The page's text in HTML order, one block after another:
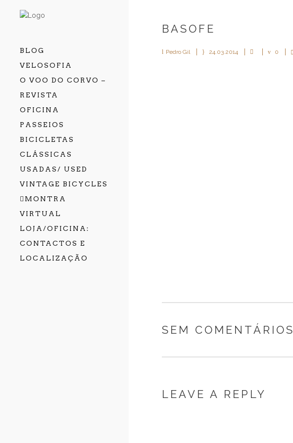
BLOG
VELOSOFIA
O VOO DO CORVO –
REVISTA
OFICINA
PASSEIOS
BICICLETAS
CLÁSSICAS
USADAS/ USED
VINTAGE BICYCLES
MONTRA
VIRTUAL
LOJA/OFICINA:
CONTACTOS E
LOCALIZAÇÃO
BASOFE
Pedro Gil 24.03.2014 0
SEM COMENTÁRIOS
LEAVE A REPLY